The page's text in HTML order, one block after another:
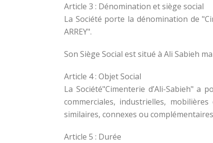
Article 3 : Dénomination et siège social
La Société porte la dénomination de
ARREY".
Son Siège Social est situé à Ali Sabieh
Article 4 : Objet Social
La Société"Cimenterie d’Ali-Sabieh"
commerciales, industrielles,
similaires, connexes ou
Article 5 : Durée